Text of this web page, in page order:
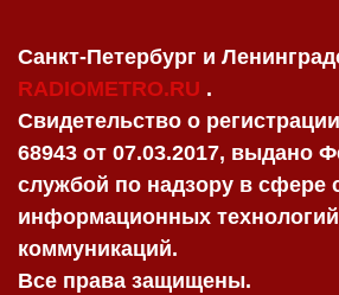
Санкт-Петербург и
RADIOMETRO.RU .
Свидетельство о
68943 от 07.03.2017, выдано
службой по надзору в сфере
информационных
коммуникаций.
Все права защищены.